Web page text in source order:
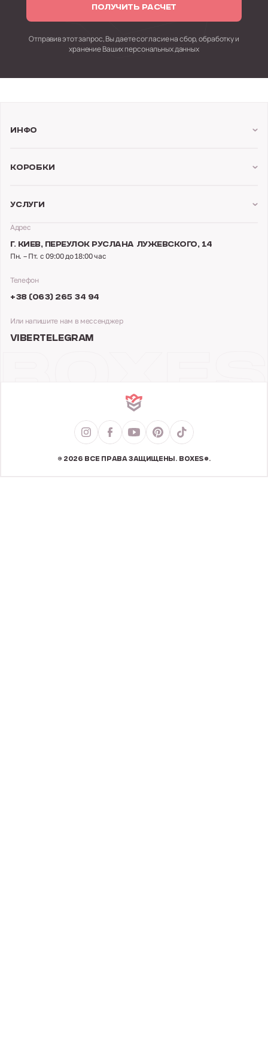
ПОЛУЧИТЬ РАСЧЕТ
Отправив этот запрос, Вы даете согласие на сбор,обработку и
хранение Ваших персональных данных
Адрес
Г. КИЕВ,ПЕРЕУЛОК РУСЛАНА ЛУЖЕВСКОГО, 14
Пн. – Пт. с 09:00 до 18:00 час
Телефон
+38 (063) 265 34 94
Или напишите нам в мессенджер
VIBERTELEGRAM
Инфо
Коробки
Услуги
© 2026 ВСЕ ПРАВА ЗАЩИЩЕНЫ. BOXES®.